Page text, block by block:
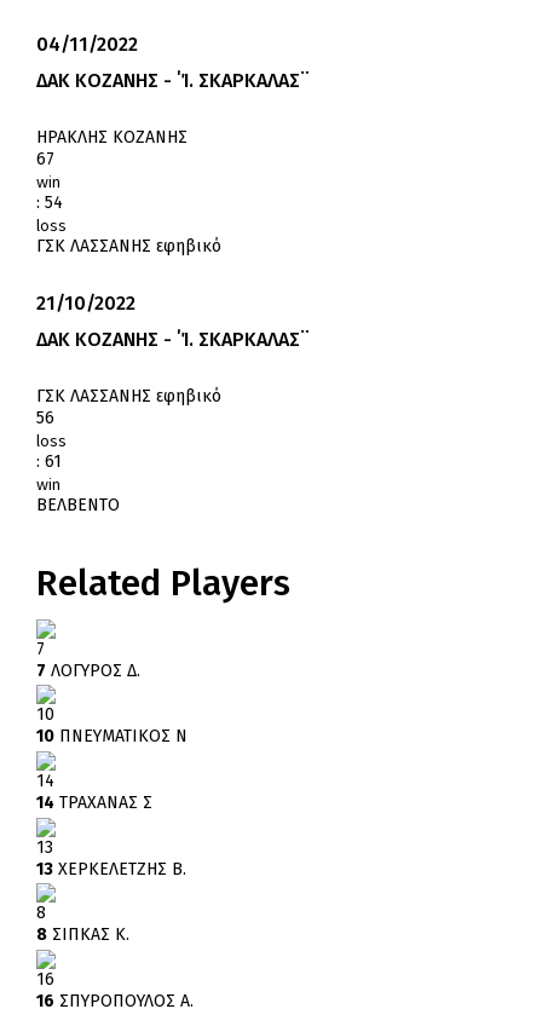
04/11/2022
ΔΑΚ ΚΟΖΑΝΗΣ - ΄Ί. ΣΚΑΡΚΑΛΑΣ¨
ΗΡΑΚΛΗΣ ΚΟΖΑΝΗΣ
67
win
: 54
loss
ΓΣΚ ΛΑΣΣΑΝΗΣ εφηβικό
21/10/2022
ΔΑΚ ΚΟΖΑΝΗΣ - ΄Ί. ΣΚΑΡΚΑΛΑΣ¨
ΓΣΚ ΛΑΣΣΑΝΗΣ εφηβικό
56
loss
: 61
win
ΒΕΛΒΕΝΤΟ
Related Players
7
7 ΛΟΓΥΡΟΣ Δ.
10
10 ΠΝΕΥΜΑΤΙΚΟΣ Ν
14
14 ΤΡΑΧΑΝΑΣ Σ
13
13 ΧΕΡΚΕΛΕΤΖΗΣ Β.
8
8 ΣΙΠΚΑΣ Κ.
16
16 ΣΠΥΡΟΠΟΥΛΟΣ Α.